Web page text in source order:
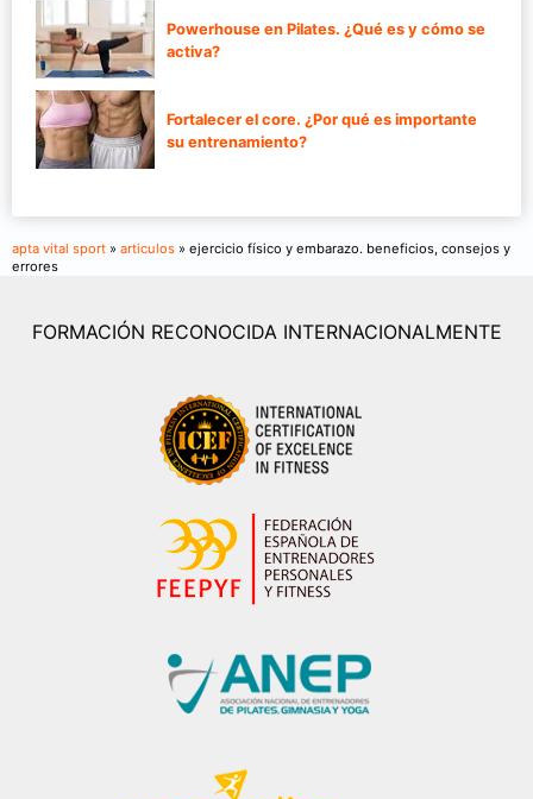
Powerhouse en Pilates. ¿Qué es y cómo se
activa?
Fortalecer el core. ¿Por qué es importante
su entrenamiento?
apta vital sport » articulos » ejercicio físico y embarazo. beneficios, consejos y
errores
FORMACIÓN RECONOCIDA INTERNACIONALMENTE